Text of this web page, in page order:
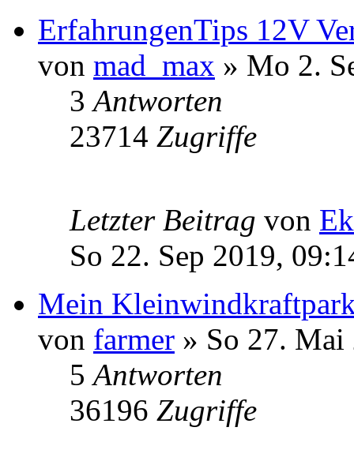
ErfahrungenTips 12V
von mad_max » Mo 2.
3Antworten
23714 Zugriffe
Letzter Beitrag von
So 22. Sep 2019,
Mein
von farmer » So 27.
5Antworten
36196 Zugriffe